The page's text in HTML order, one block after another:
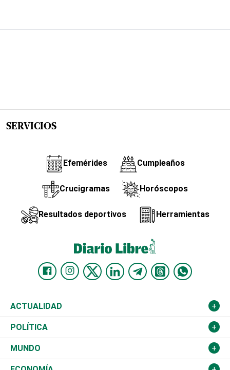
SERVICIOS
Efemérides Cumpleaños
Crucigramas Horóscopos
Resultados deportivos Herramientas
ACTUALIDAD
Nacional
Ciudad
POLÍTICA
Partidos
MUNDO